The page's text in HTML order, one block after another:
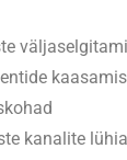
kanalite